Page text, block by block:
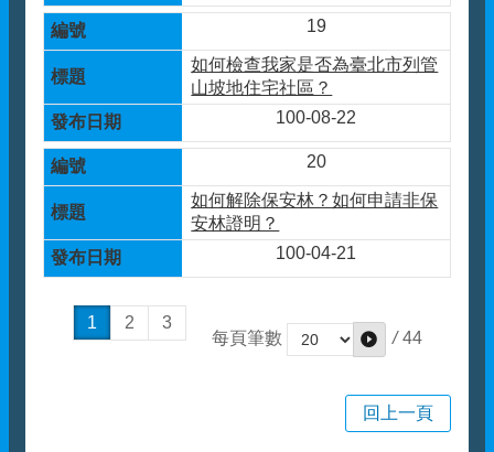
19
如何檢查我家是否為臺北市列管
山坡地住宅社區？
100-08-22
20
如何解除保安林？如何申請非保
安林證明？
100-04-21
1 2
3
每頁筆數
/ 44
回上一頁